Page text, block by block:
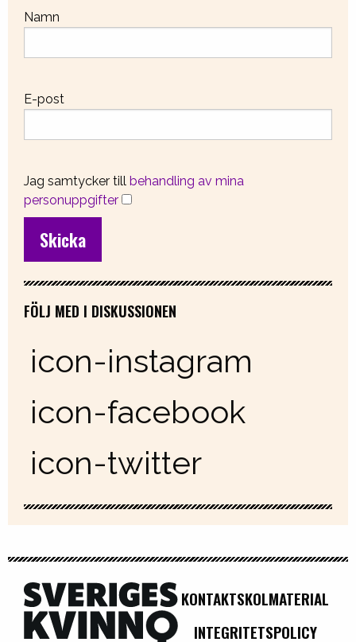
Namn
E-post
Jag samtycker till behandling av mina
personuppgifter
FÖLJ MED I DISKUSSIONEN
icon-instagram
icon-facebook
icon-twitter
KONTAKTSKOLMATERIAL
INTEGRITETSPOLICY